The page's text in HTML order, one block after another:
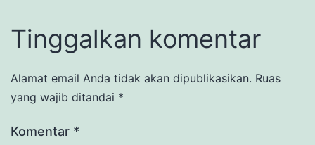
Tinggalkan komentar
Alamat email Anda tidak akan dipublikasikan. Ruas
yang wajib ditandai *
Komentar *